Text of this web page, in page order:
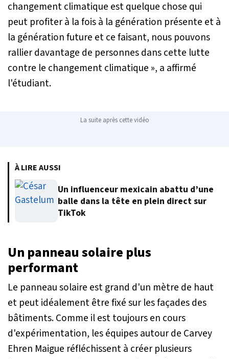
changement climatique est quelque chose qui
peut profiter à la fois à la génération présente et à
la génération future et ce faisant, nous pouvons
rallier davantage de personnes dans cette lutte
contre le changement climatique », a affirmé
l'étudiant.
La suite après cette vidéo
À LIRE AUSSI
Un influenceur mexicain abattu d’une
balle dans la tête en plein direct sur
TikTok
Un panneau solaire plus
performant
Le panneau solaire est grand d'un mètre de haut
et peut idéalement être fixé sur les façades des
bâtiments. Comme il est toujours en cours
d'expérimentation, les équipes autour de Carvey
Ehren Maigue réfléchissent à créer plusieurs